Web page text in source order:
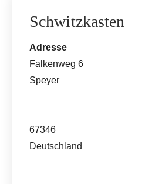
Schwitzkasten
Adresse
Falkenweg 6
Speyer
67346
Deutschland